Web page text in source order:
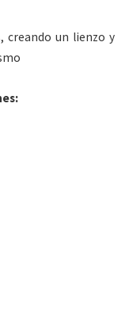
creando un lienzo y